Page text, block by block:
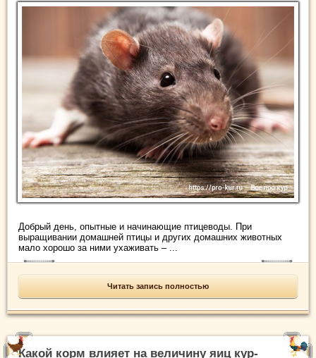
Добрый день, опытные и начинающие птицеводы. При
выращивании домашней птицы и других домашних животных
мало хорошо за ними ухаживать – ...
Читать запись полностью
Какой корм влияет на величину яиц кур-